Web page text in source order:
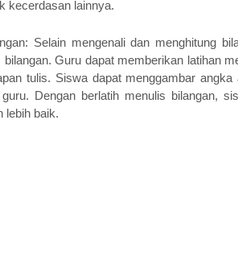
kecerdasan lainnya.
Selain mengenali dan menghitung
Guru dapat memberikan latihan
tulis. Siswa dapat menggambar
Dengan berlatih menulis bilangan,
lebih baik.